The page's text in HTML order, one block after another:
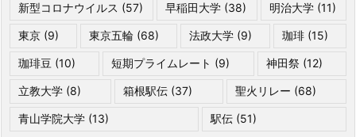
新型コロナウイルス (57) 早稲田大学 (38) 明治大学(11)
東京 (9) 東京五輪 (68) 法政大学 (9) 珈琲 (15)
珈琲豆 (10) 短期プライムレート (9) 神田祭(12)
立教大学 (8) 箱根駅伝 (37) 聖火リレー (68)
青山学院大学 (13) 駅伝 (51)